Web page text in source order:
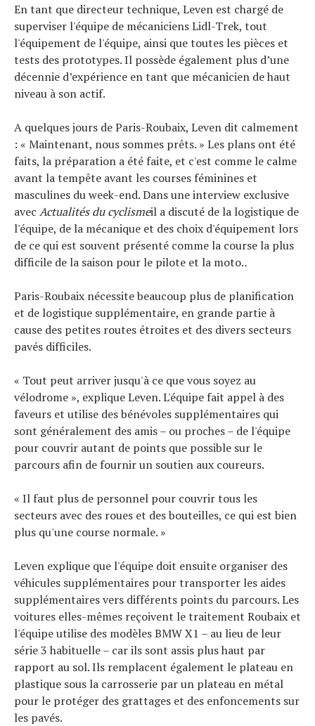
En tant que directeur technique, Leven est chargé de
superviser l'équipe de mécaniciens Lidl-Trek, tout
l'équipement de l'équipe, ainsi que toutes les pièces et
tests des prototypes. Il possède également plus d’une
décennie d’expérience en tant que mécanicien de haut
niveau à son actif.
A quelques jours de Paris-Roubaix, Leven dit calmement
: « Maintenant, nous sommes prêts. » Les plans ont été
faits, la préparation a été faite, et c'est comme le calme
avant la tempête avant les courses féminines et
masculines du week-end. Dans une interview exclusive
avec Actualités du cyclismeil a discuté de la logistique de
l'équipe, de la mécanique et des choix d'équipement lors
de ce qui est souvent présenté comme la course la plus
difficile de la saison pour le pilote et la moto..
Paris-Roubaix nécessite beaucoup plus de planification
et de logistique supplémentaire, en grande partie à
cause des petites routes étroites et des divers secteurs
pavés difficiles.
« Tout peut arriver jusqu'à ce que vous soyez au
vélodrome », explique Leven. L'équipe fait appel à des
faveurs et utilise des bénévoles supplémentaires qui
sont généralement des amis – ou proches – de l'équipe
pour couvrir autant de points que possible sur le
parcours afin de fournir un soutien aux coureurs.
« Il faut plus de personnel pour couvrir tous les
secteurs avec des roues et des bouteilles, ce qui est bien
plus qu'une course normale. »
Leven explique que l'équipe doit ensuite organiser des
véhicules supplémentaires pour transporter les aides
supplémentaires vers différents points du parcours. Les
voitures elles-mêmes reçoivent le traitement Roubaix et
l'équipe utilise des modèles BMW X1 – au lieu de leur
série 3 habituelle – car ils sont assis plus haut par
rapport au sol. Ils remplacent également le plateau en
plastique sous la carrosserie par un plateau en métal
pour le protéger des grattages et des enfoncements sur
les pavés.
Actualités
Technologies
Tests de produits
Conseils
Tous nos articles
À propos